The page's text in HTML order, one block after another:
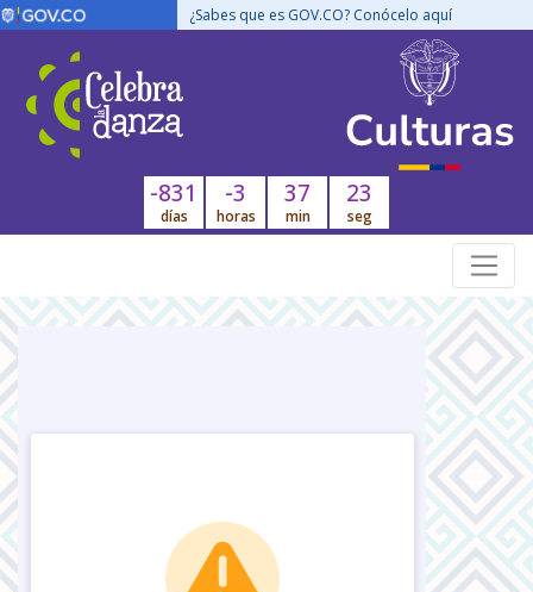
¿Sabes que es GOV.CO? Conócelo aquí
-831
días
-3
horas
37
min
23
seg